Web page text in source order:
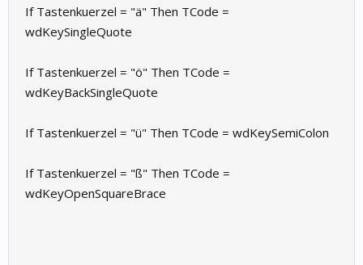
If Tastenkuerzel = "ä" Then TCode =
wdKeySingleQuote
If Tastenkuerzel = "ö" Then TCode =
wdKeyBackSingleQuote
If Tastenkuerzel = "ü" Then TCode = wdKeySemiColon
If Tastenkuerzel = "ß" Then TCode =
wdKeyOpenSquareBrace